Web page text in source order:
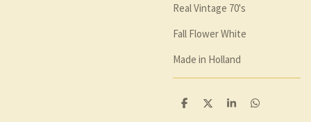
Real Vintage 70's
Fall Flower White
Made in Holland
D
D
S
D